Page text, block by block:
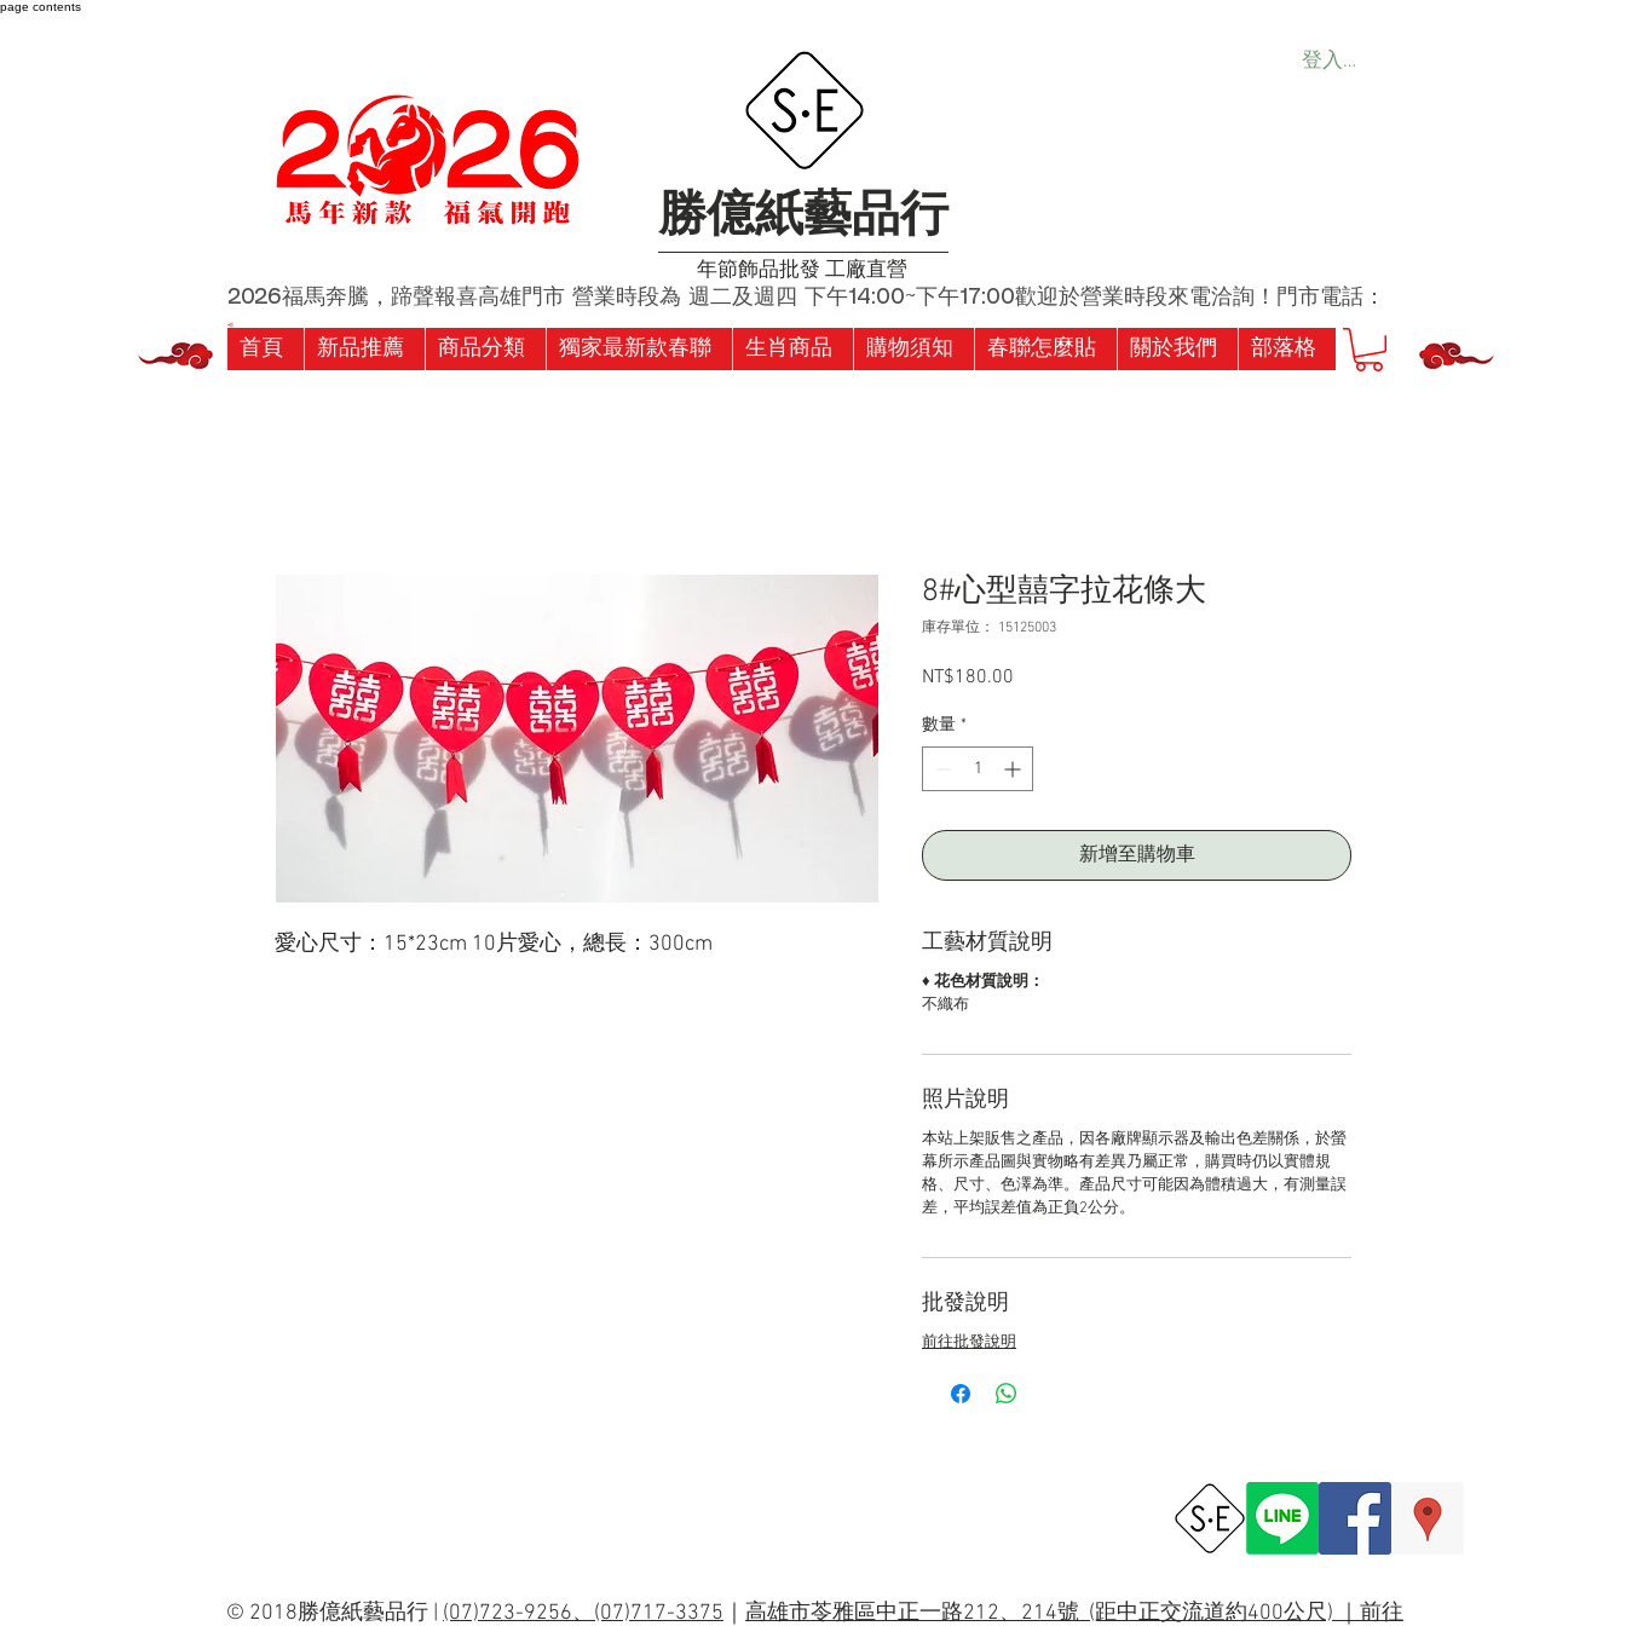
page contents
勝億紙藝品行
登入會員
​年節飾品批發 工廠直營
2026福馬奔騰，蹄聲報喜高雄門市 營業時段為 週二及週四 下午14:00~下午17:00歡迎於營業時段來電洽詢！門市電話：07-7239256或07-
首頁 新品推薦 商品分類 獨家最新款春聯 生肖商品 購物須知 春聯怎麼貼 關於我們 部落格
愛心尺寸：15*23cm 10片愛心，總長：300cm
8#心型囍字拉花條大
庫存單位： 15125003
NT$180.00
數量 *
新增至購物車
工藝材質說明
♦ 花色材質說明：
不織布
照片說明
本站上架販售之產品，因各廠牌顯示器及輸出色差關係，於螢
幕所示產品圖與實物略有差異乃屬正常，購買時仍以實體規
格、尺寸、色澤為準。產品尺寸可能因為體積過大，有測量誤
差，平均誤差值為正負2公分。
批發說明
前往批發說明
© 2018勝億紙藝品行 | (07)723-9256、(07)717-3375 高雄市苓雅區中正一路212、214號 (距中正交流道約400公尺) ｜ 前往